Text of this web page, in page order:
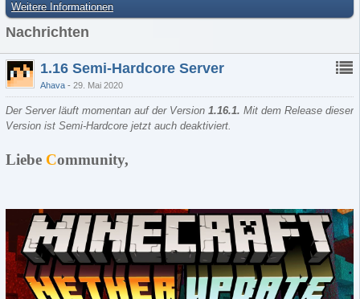
Weitere Informationen
Nachrichten
1.16 Semi-Hardcore Server
Ahava 29. Mai 2020
Der Server läuft momentan auf der Version 1.16.1. Mit dem Release dieser
Version ist Semi-Hardcore jetzt auch deaktiviert.
Liebe Community,